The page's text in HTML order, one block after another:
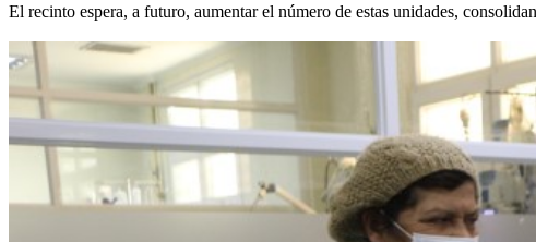
El recinto espera, a futuro, aumentar el número de estas unidades,